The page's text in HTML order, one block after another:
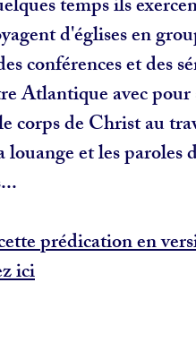
temps ils
d'églises en
conférences et des
Atlantique avec
corps de Christ au
et les paroles
prédication en
ici